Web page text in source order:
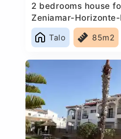
2 bedrooms house
Zeniamar-
Spain
Talo
85m2